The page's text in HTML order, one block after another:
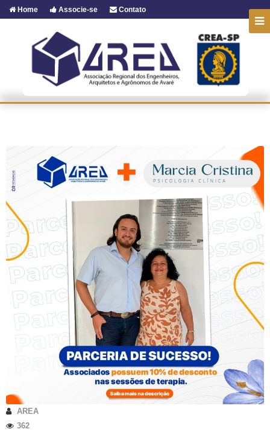
Home Associe-se Contato
AREA
362